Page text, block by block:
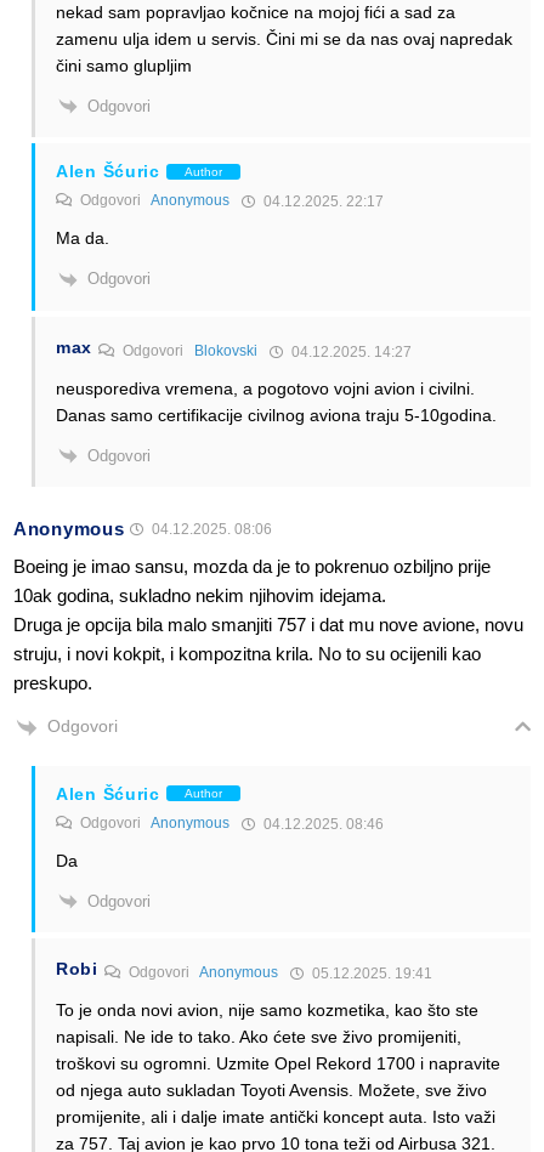
nekad sam popravljao kočnice na mojoj fići a sad za
zamenu ulja idem u servis. Čini mi se da nas ovaj napredak
čini samo glupljim
Odgovori
Alen Šćuric Author
Odgovori Anonymous 04.12.2025. 22:17
Ma da.
Odgovori
max Odgovori Blokovski 04.12.2025. 14:27
neusporediva vremena, a pogotovo vojni avion i civilni.
Danas samo certifikacije civilnog aviona traju 5-10godina.
Odgovori
Anonymous 04.12.2025. 08:06
Boeing je imao sansu, mozda da je to pokrenuo ozbiljno prije
10ak godina, sukladno nekim njihovim idejama.
Druga je opcija bila malo smanjiti 757 i dat mu nove avione, novu
struju, i novi kokpit, i kompozitna krila. No to su ocijenili kao
preskupo.
Odgovori
Alen Šćuric Author
Odgovori Anonymous 04.12.2025. 08:46
Da
Odgovori
Robi Odgovori Anonymous 05.12.2025. 19:41
To je onda novi avion, nije samo kozmetika, kao što ste
napisali. Ne ide to tako. Ako ćete sve živo promijeniti,
troškovi su ogromni. Uzmite Opel Rekord 1700 i napravite
od njega auto sukladan Toyoti Avensis. Možete, sve živo
promijenite, ali i dalje imate antički koncept auta. Isto važi
za 757. Taj avion je kao prvo 10 tona teži od Airbusa 321.